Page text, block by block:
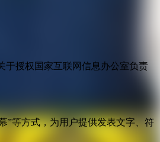
于授权国家互联网信息办公室负责
”等方式，为用户提供发表文字、符